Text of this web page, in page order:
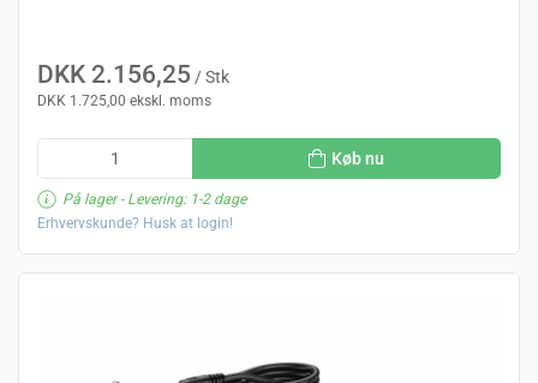
DKK 2.156,25 / Stk
DKK 1.725,00 ekskl. moms
Køb nu
På lager- Levering: 1-2 dage
Erhvervskunde? Husk at login!